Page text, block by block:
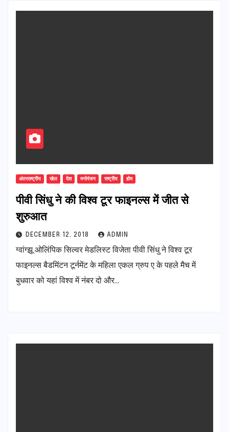
अंतरराष्ट्रीय खेल देश मनोरंजन राष्ट्रीय होम
पीवी सिंधु ने की विश्व टूर फाइनल्स में जीत से
शुरुआत
DECEMBER 12, 2018 ADMIN
ग्वांग्झू ओलिंपिक सिल्वर मेडलिस्ट विजेता पीवी सिंधु ने विश्व टूर
फाइनल्स बैडमिंटन टूर्नमेंट के महिला एकल ग्रुप ए के पहले मैच में
बुधवार को यहां विश्व में नंबर दो और…